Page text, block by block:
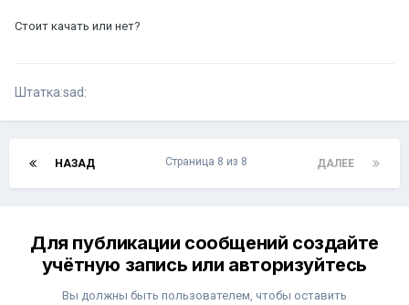
Стоит качать или нет?
Штатка:sad:
НАЗАД ДАЛЕЕ
Страница 8 из 8
Для публикации сообщений создайте
учётную запись или авторизуйтесь
Вы должны быть пользователем, чтобы оставить